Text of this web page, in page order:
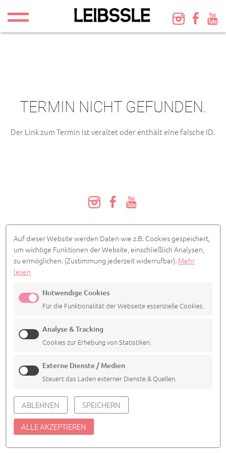
TERMIN NICHT GEFUNDEN.
Der Link zum Termin ist veraltet oder enthält eine falsche ID.
IMPRESSUM DATENSCHUTZ
COOKIE EINSTELLUNGEN
© 2026Agentur Siedepunkt
Auf dieser Website werden Daten wie z.B. Cookies gespeichert,
um wichtige Funktionen der Website, einschließlich Analysen,
zu ermöglichen. (Zustimmung jederzeit widerrufbar). Mehr
lesen
Notwendige Cookies
Für die Funktionalität der Webseite essenzielle Cookies.
Analyse & Tracking
Cookies zur Erhebung von Statistiken.
Externe Dienste / Medien
Steuert das Laden externer Dienste & Quellen.
ABLEHNEN SPEICHERN
ALLE AKZEPTIEREN